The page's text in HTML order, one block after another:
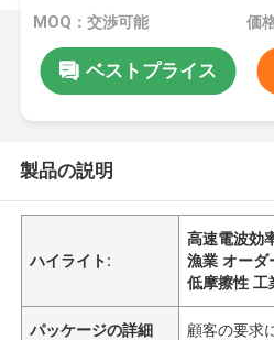
MOQ：交渉可能 価
ベストプライス
製品の説明
ハイライト:
高速電波効
漁業 オーダ
低摩擦性 工
パッケージの詳細 顧客の要求